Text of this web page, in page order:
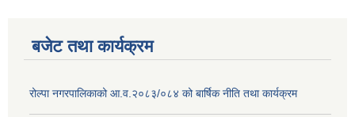
बजेट तथा कार्यक्रम
रोल्पा नगरपालिकाको आ.व.२०८३/०८४ को बार्षिक नीति तथा कार्यक्रम